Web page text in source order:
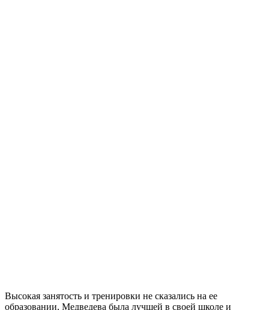
Высокая занятость и тренировки не сказались на ее
образовании, Медведева была лучшей в своей школе и